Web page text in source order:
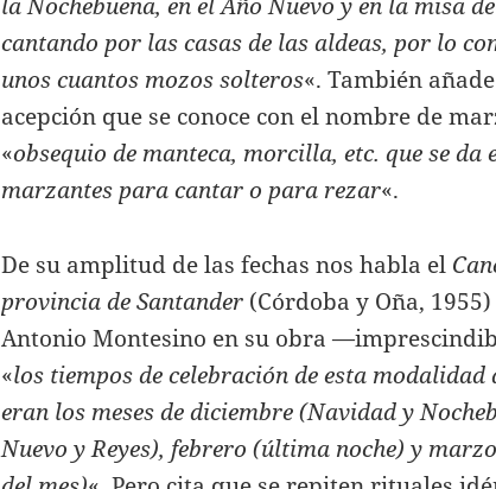
cantando por las casas de las aldeas, por lo
unos cuantos mozos solteros«. También
acepción que se conoce con el nombre de
«obsequio de manteca, morcilla, etc. que se da
marzantes para cantar o para rezar«.
De su amplitud de las fechas nos habla el
provincia de Santander (Córdoba y Oña,
Antonio Montesino en su obra
«los tiempos de celebración de esta
eran los meses de diciembre (Navidad y
Nuevo y Reyes), febrero (última noche) y